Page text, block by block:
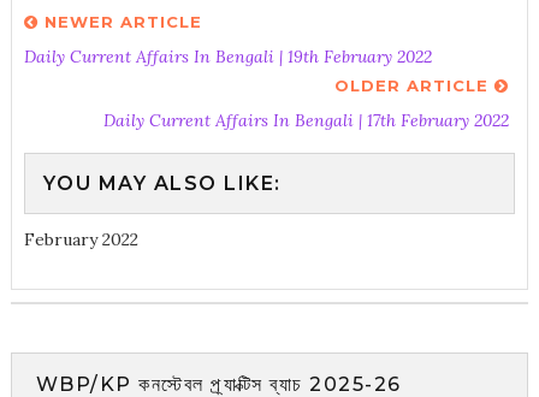
NEWER ARTICLE
Daily Current Affairs In Bengali | 19th February 2022
OLDER ARTICLE
Daily Current Affairs In Bengali | 17th February 2022
YOU MAY ALSO LIKE:
February 2022
WBP/KP কনস্টেবল প্র্যাক্টিস ব্যাচ 2025-26